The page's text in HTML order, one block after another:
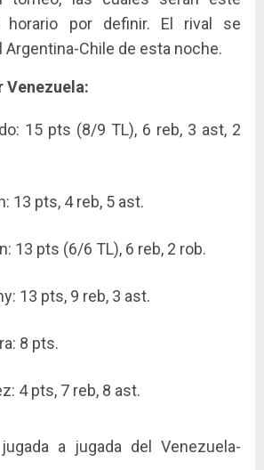
por definir. El rival se
Argentina-Chile de esta noche.
Venezuela:
15 pts (8/9 TL), 6 reb, 3 ast, 2
13 pts, 4 reb, 5 ast.
13 pts (6/6 TL), 6 reb, 2 rob.
13 pts, 9 reb, 3 ast.
8 pts.
4 pts, 7 reb, 8 ast.
a jugada del Venezuela-